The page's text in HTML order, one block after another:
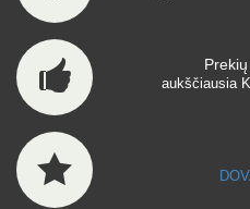
aukščiausia